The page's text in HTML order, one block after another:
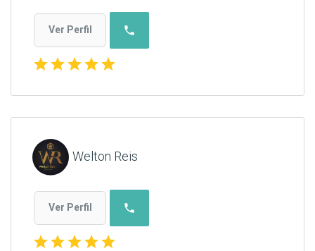
Ver Perfil phone
starstarstarstarstar
Welton Reis
Ver Perfil phone
starstarstarstarstar